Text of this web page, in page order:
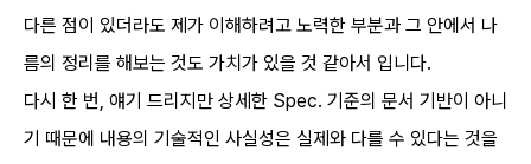
다른 점이 있더라도 제가 이해하려고 노력한 부분과 그 안에서 나
름의 정리를 해보는 것도 가치가 있을 것 같아서 입니다.
다시 한 번, 얘기 드리지만 상세한 Spec. 기준의 문서 기반이 아니
기 때문에 내용의 기술적인 사실성은 실제와 다를 수 있다는 것을